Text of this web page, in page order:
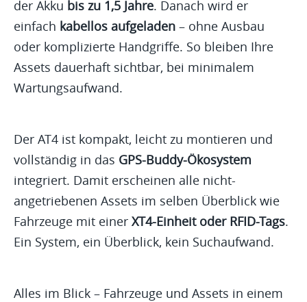
der Akku bis zu 1,5 Jahre. Danach wird er
einfach kabellos aufgeladen – ohne Ausbau
oder komplizierte Handgriffe. So bleiben Ihre
Assets dauerhaft sichtbar, bei minimalem
Wartungsaufwand.
Der AT4 ist kompakt, leicht zu montieren und
vollständig in das GPS-Buddy-Ökosystem
integriert. Damit erscheinen alle nicht-
angetriebenen Assets im selben Überblick wie
Fahrzeuge mit einer XT4-Einheit oder RFID-Tags.
Ein System, ein Überblick, kein Suchaufwand.
Alles im Blick – Fahrzeuge und Assets in einem